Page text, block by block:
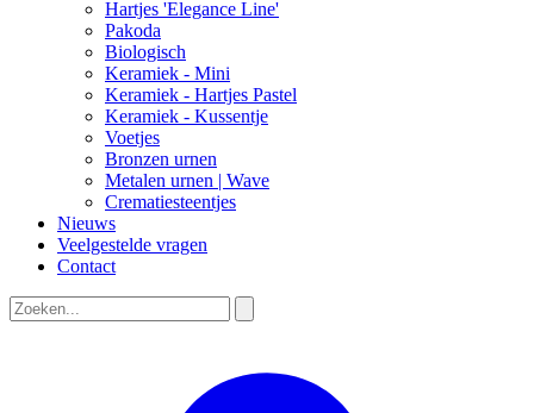
Hartjes 'Elegance Line'
Pakoda
Biologisch
Keramiek - Mini
Keramiek - Hartjes Pastel
Keramiek - Kussentje
Voetjes
Bronzen urnen
Metalen urnen | Wave
Crematiesteentjes
Nieuws
Veelgestelde vragen
Contact